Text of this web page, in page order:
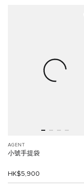
AGENT
小號手提袋
HK$5,900